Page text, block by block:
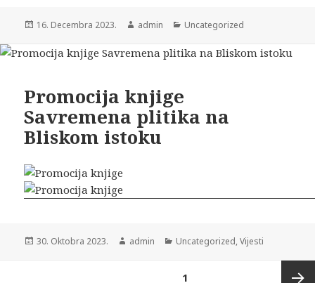
16. Decembra 2023. admin Uncategorized
Promocija knjige
Savremena plitika na
Bliskom istoku
30. Oktobra 2023. admin Uncategorized,Vijesti
1